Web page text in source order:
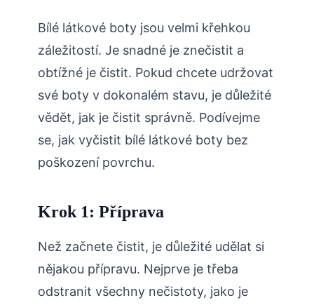
Bílé látkové boty jsou velmi křehkou
záležitostí. Je snadné je znečistit a
obtížné je čistit. Pokud chcete udržovat
své boty v dokonalém stavu, je důležité
vědět, jak je čistit správně. Podívejme
se, jak vyčistit bílé látkové boty bez
poškození povrchu.
Krok 1: Příprava
Než začnete čistit, je důležité udělat si
nějakou přípravu. Nejprve je třeba
odstranit všechny nečistoty, jako je